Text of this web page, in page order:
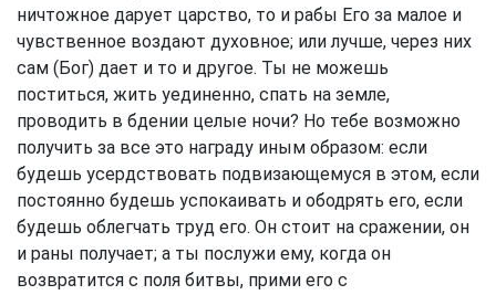
ничтожное дарует царство, то и рабы Его за малое и
чувственное воздают духовное; или лучше, через них
сам (Бог) дает и то и другое. Ты не можешь
поститься, жить уединенно, спать на земле,
проводить в бдении целые ночи? Но тебе возможно
получить за все это награду иным образом: если
будешь усердствовать подвизающемуся в этом, если
постоянно будешь успокаивать и ободрять его, если
будешь облегчать труд его. Он стоит на сражении, он
и раны получает; а ты послужи ему, когда он
возвратится с поля битвы, прими его с